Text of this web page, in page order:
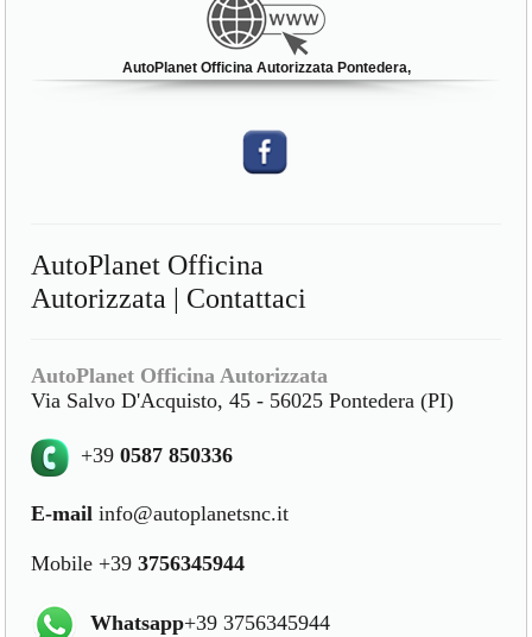
AutoPlanet Officina Autorizzata Pontedera,
AutoPlanet Officina
Autorizzata | Contattaci
AutoPlanet Officina Autorizzata
Via Salvo D'Acquisto, 45 - 56025 Pontedera (PI)
+390587 850336
E-mail info@autoplanetsnc.it
Mobile +393756345944
Whatsapp+39 3756345944